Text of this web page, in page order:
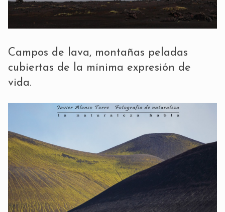
Campos de lava, montañas peladas
cubiertas de la mínima expresión de
vida.